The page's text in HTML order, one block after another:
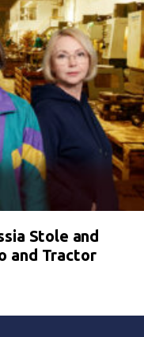
Stole and
and Tractor